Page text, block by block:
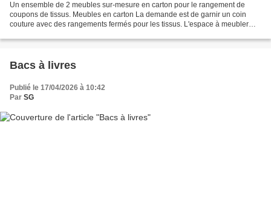
Un ensemble de 2 meubles sur-mesure en carton pour le rangement de
coupons de tissus. Meubles en carton La demande est de garnir un coin
couture avec des rangements fermés pour les tissus. L'espace à meubler
Bacs à livres
Publié le 17/04/2026 à 10:42
Par SG